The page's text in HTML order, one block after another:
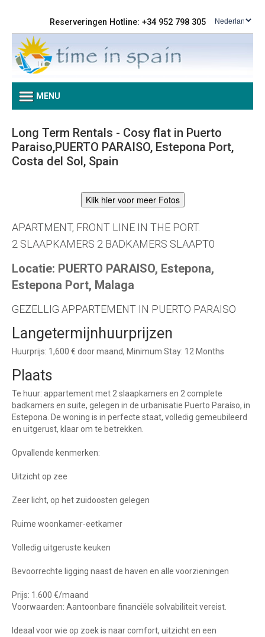
Reserveringen Hotline: +34 952 798 305
MENU
Long Term Rentals - Cosy flat in Puerto
Paraiso,PUERTO PARAISO, Estepona Port,
Costa del Sol, Spain
Klik hier voor meer Fotos
APARTMENT, FRONT LINE IN THE PORT.
2 SLAAPKAMERS 2 BADKAMERS SLAAPT0
Locatie: PUERTO PARAISO, Estepona,
Estepona Port, Malaga
GEZELLIG APPARTEMENT IN PUERTO PARAISO
Langetermijnhuurprijzen
Huurprijs: 1,600 € door maand, Minimum Stay: 12 Months
Plaats
Te huur: appartement met 2 slaapkamers en 2 complete
badkamers en suite, gelegen in de urbanisatie Puerto Paraíso, in
Estepona. De woning is in perfecte staat, volledig gemeubileerd
en uitgerust, klaar om te betrekken.
Opvallende kenmerken:
Uitzicht op zee
Zeer licht, op het zuidoosten gelegen
Ruime woonkamer-eetkamer
Volledig uitgeruste keuken
Bevoorrechte ligging naast de haven en alle voorzieningen
Prijs: 1.600 €/maand
Voorwaarden: Aantoonbare financiële solvabiliteit vereist.
Ideaal voor wie op zoek is naar comfort, uitzicht en een